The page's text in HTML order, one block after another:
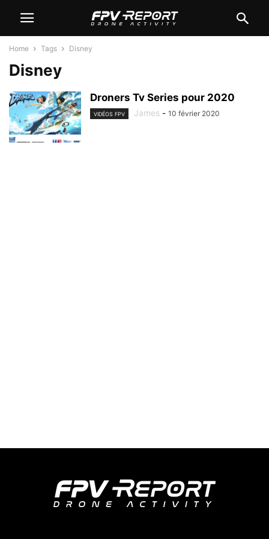
Home Tags Disney
Disney
Droners Tv Series pour 2020
VIDÉOS FPV James - 10 février 2020